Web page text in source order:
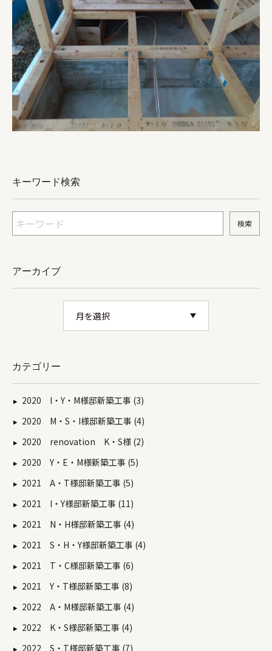
キーワード検索
アーカイブ
カテゴリー
2020 I・Y・M様邸新築工事 (3)
2020 M・S・I様邸新築工事 (4)
2020 renovation K・S様 (2)
2020 Y・E・M様新築工事 (5)
2021 A・T様邸新築工事 (5)
2021 I・Y様邸新築工事 (11)
2021 N・H様邸新築工事 (4)
2021 S・H・Y様邸新築工事 (4)
2021 T・C様邸新築工事 (6)
2021 Y・T様邸新築工事 (8)
2022 A・M様邸新築工事 (4)
2022 K・S様邸新築工事 (4)
2022 S・T様邸新築工事 (7)